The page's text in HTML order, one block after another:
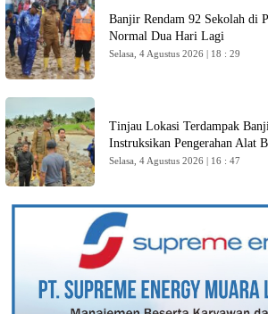
Banjir Rendam 92 Sekolah di
Normal Dua Hari Lagi
Selasa, 4 Agustus 2026 | 18 : 29
Tinjau Lokasi Terdampak
Instruksikan Pengerahan Alat
Selasa, 4 Agustus 2026 | 16 : 47